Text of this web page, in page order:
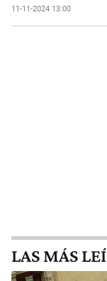
11-11-2024 13:00
LAS MÁS